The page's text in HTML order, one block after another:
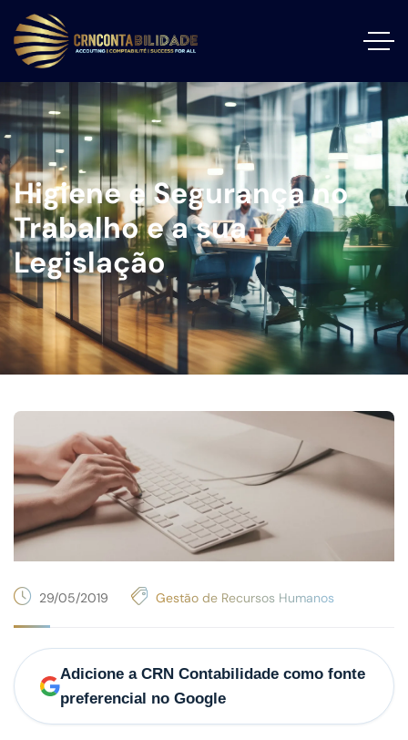
Higiene e Segurança no
Trabalho e a sua
Legislação
29/05/2019 Gestão de Recursos Humanos
Adicione a CRN Contabilidade como fonte
preferencial no Google